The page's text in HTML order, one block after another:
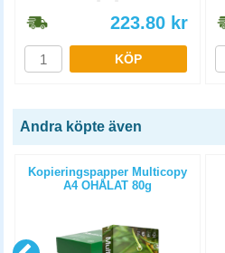
223.80 kr
KÖP
Andra köpte även
Kopieringspapper Multicopy
A4 OHÅLAT 80g